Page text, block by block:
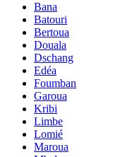
Bana
Batouri
Bertoua
Douala
Dschang
Edéa
Foumban
Garoua
Kribi
Limbe
Lomié
Maroua